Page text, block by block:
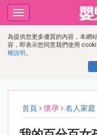
為提供您更多優質的內容，本網
容，即表示您同意我們使用
權說明 。
Toggle
navigation
首頁 懷孕 名人家庭